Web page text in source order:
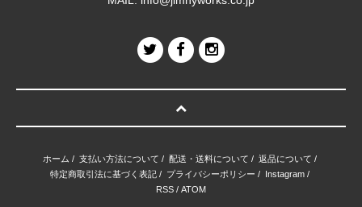
ホーム / 支払い方法について / 配送・送料について / 返品について /
特定商取引法に基づく表記 / プライバシーポリシー / Instagram /
RSS / ATOM